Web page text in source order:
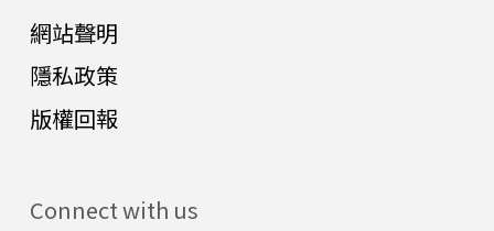
網站聲明
隱私政策
版權回報
Connect with us